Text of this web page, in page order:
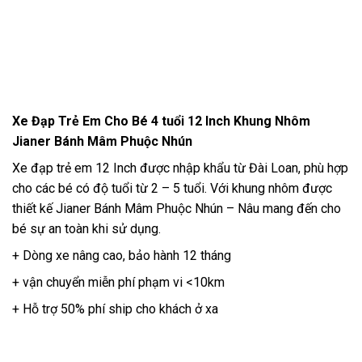
Xe Đạp Trẻ Em Cho Bé 4 tuổi 12 Inch Khung Nhôm
Jianer Bánh Mâm Phuộc Nhún
Xe đạp trẻ em 12 Inch được nhập khẩu từ Đài Loan, phù hợp
cho các bé có độ tuổi từ 2 – 5 tuổi. Với khung nhôm được
thiết kế Jianer Bánh Mâm Phuộc Nhún – Nâu mang đến cho
bé sự an toàn khi sử dụng.
+ Dòng xe nâng cao, bảo hành 12 tháng
+ vận chuyển miễn phí phạm vi <10km
+ Hỗ trợ 50% phí ship cho khách ở xa